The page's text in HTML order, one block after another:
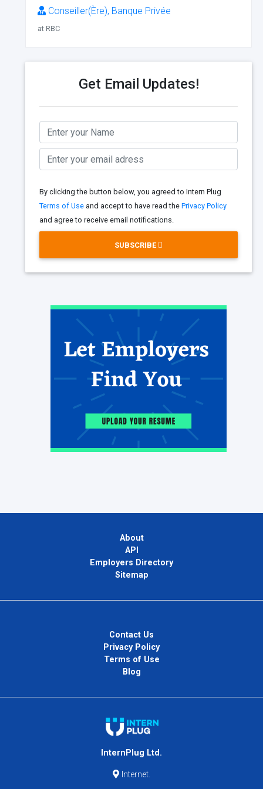
Conseiller(Ère), Banque Privée
at RBC
Get Email Updates!
By clicking the button below, you agreed to Intern Plug
Terms of Use and accept to have read the Privacy Policy
and agree to receive email notifications.
SUBSCRIBE
About
API
Employers Directory
Sitemap
Contact Us
Privacy Policy
Terms of Use
Blog
InternPlug Ltd.
Internet.